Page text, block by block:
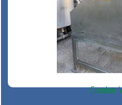
Crusher